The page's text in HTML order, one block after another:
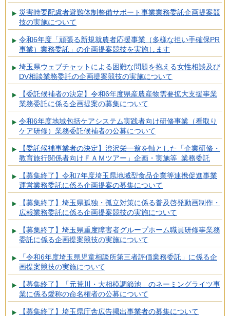
災害時要配慮者避難体制整備サポート事業業務委託企画提案競
技の実施について
令和6年度「頑張る新規就農者応援事業（多様な担い手確保PR
事業）業務委託」の企画提案競技を実施します
埼玉県ウェブチャットによる困難な問題を抱える女性相談及び
DV相談業務委託の企画提案競技の実施について
【委託候補者の決定】令和6年度県産農産物需要拡大支援事業
業務委託に係る企画提案の募集について
令和6年度地域包括ケアシステム実践者向け研修事業（看取り
ケア研修）業務委託候補者の公募について
【委託候補事業者の決定】渋沢栄一翁を軸とした「企業研修・
教育旅行関係者向けＦＡＭツアー」企画・実施等 業務委託
【募集終了】令和7年度埼玉県地域型食品企業等連携促進事業
運営業務委託に係る企画提案の募集について
【募集終了】埼玉県孤独・孤立対策に係る普及啓発動画制作・
広報業務委託に係る企画提案競技の実施について
【募集終了】埼玉県重度障害者グループホーム職員研修事業務
委託に係る企画提案競技の実施について
「令和6年度埼玉県児童相談所第三者評価業務委託」に係る企
画提案競技の実施について
【募集終了】「元荒川・大相模調節池」のネーミングライツ事
業に係る愛称の命名権者の公募について
【募集終了】埼玉県庁舎広告掲出事業者の募集について